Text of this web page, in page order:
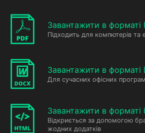
Завантажити в форматі
Підходить для компютерів та
Завантажити в форматі
Для сучасних офісних програм
Завантажити в форматі
Відкриється за допомогою
жодних додатків